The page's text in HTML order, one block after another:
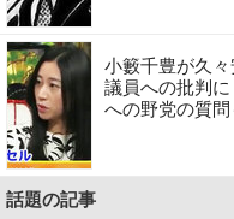
小籔千豊が久
議員への批判
への野党の質問
話題の記事